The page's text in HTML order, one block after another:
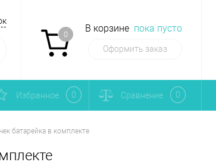
0
В корзине пока пусто
Оформить заказ
Избранное 0 Сравнение 0
батарейка в комплекте